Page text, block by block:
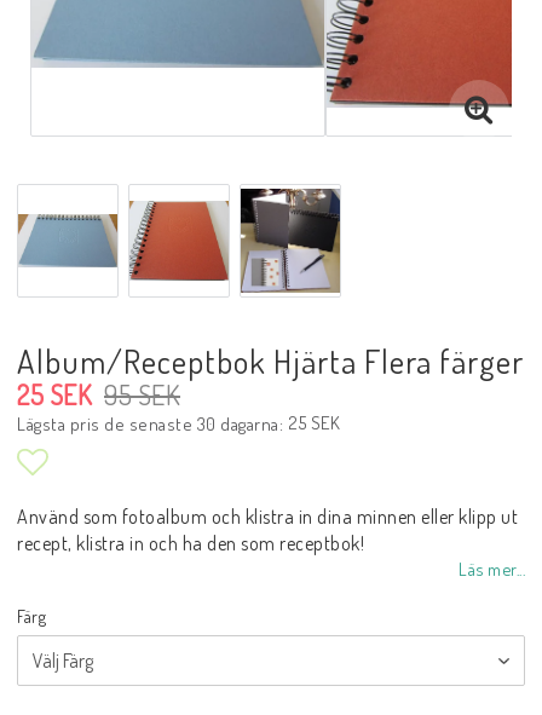
Album/Receptbok Hjärta Flera färger
95 SEK
25 SEK
Lägsta pris de senaste 30 dagarna 25 SEK
Lägg till i favoritlistan
Använd som fotoalbum och klistra in dina minnen eller klipp ut
recept, klistra in och ha den som receptbok!
Läs mer...
Färg